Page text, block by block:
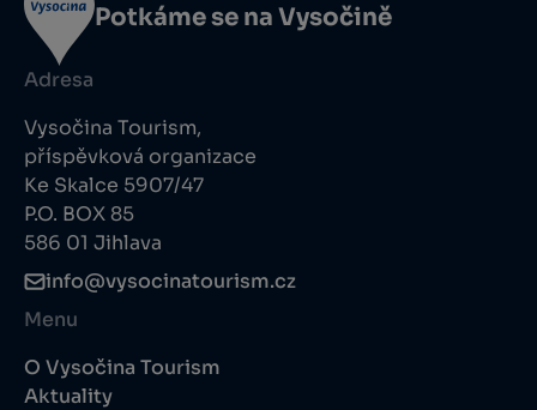
Potkáme se na Vysočině
Adresa
Vysočina Tourism,
příspěvková organizace
Ke Skalce 5907/47
P.O. BOX 85
586 01 Jihlava
info@vysocinatourism.cz
Menu
O Vysočina Tourism
Aktuality